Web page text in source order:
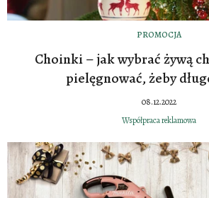
PROMOCJA
Choinki – jak wybrać żywą
pielęgnować, żeby
08.12.2022
Współpraca reklamowa